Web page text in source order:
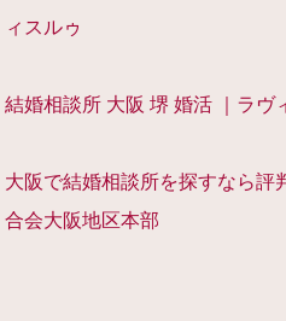
ィスルゥ
結婚相談所 大阪 堺 婚活 ｜ラヴ
大阪で結婚相談所を探すなら評
合会大阪地区本部